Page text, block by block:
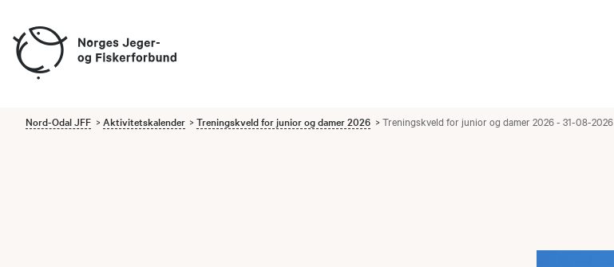
Nord-Odal JFF Aktivitetskalender Treningskveld for junior og damer 2026 Treningskveld for junior og damer 2026 - 31-08-2026